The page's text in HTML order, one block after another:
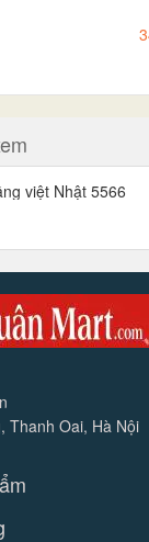
việt Nhật 5566
Thanh Oai, Hà Nội